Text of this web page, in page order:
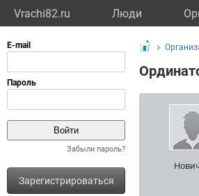
Vrachi82.ru Люди
Забыли пароль?
Зарегистрироваться